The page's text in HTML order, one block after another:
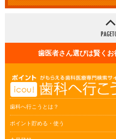
歯医者さん選びは賢く
歯科へ行こうとは？
ポイント貯める・使う